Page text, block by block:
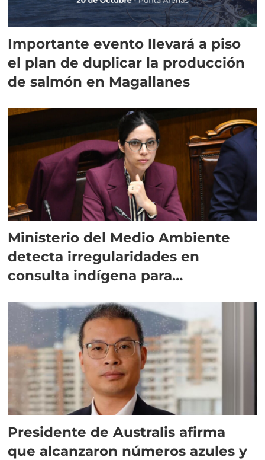
Importante evento llevará a piso
el plan de duplicar la producción
de salmón en Magallanes
Ministerio del Medio Ambiente
detecta irregularidades en
consulta indígena para
Presidente de Australis afirma
que alcanzaron números azules y